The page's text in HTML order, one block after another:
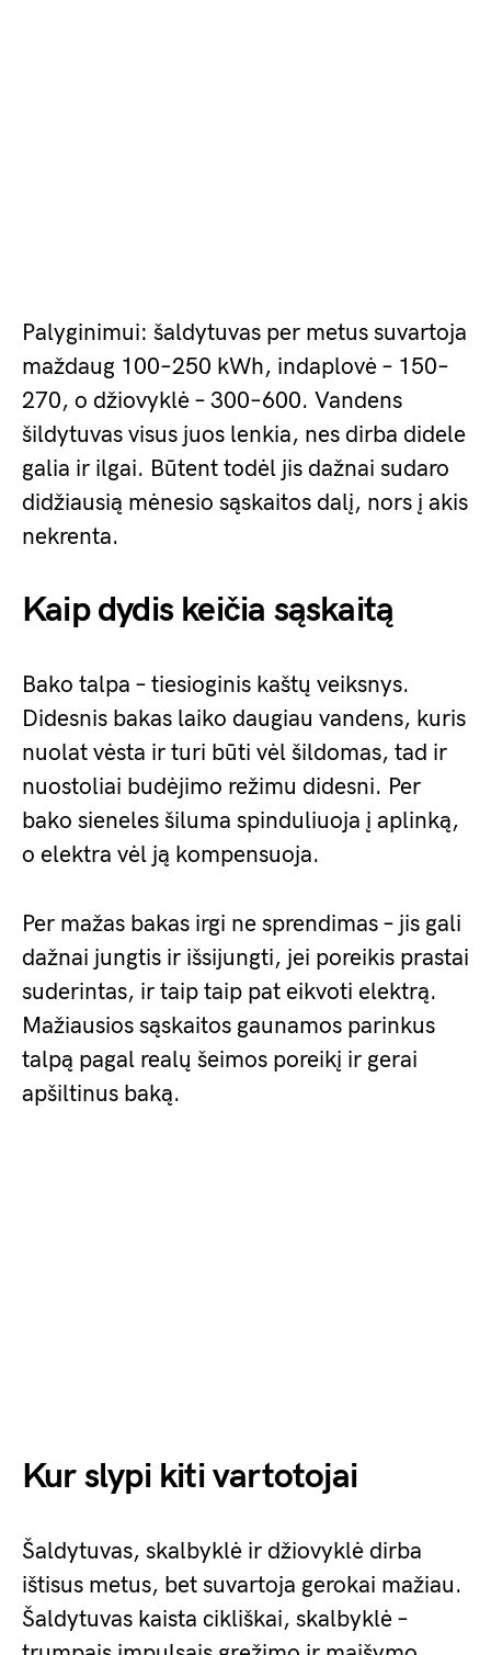
Palyginimui: šaldytuvas per metus suvartoja
maždaug 100–250 kWh, indaplovė – 150–
270, o džiovyklė – 300–600. Vandens
šildytuvas visus juos lenkia, nes dirba didele
galia ir ilgai. Būtent todėl jis dažnai sudaro
didžiausią mėnesio sąskaitos dalį, nors į akis
nekrenta.
Kaip dydis keičia sąskaitą
Bako talpa – tiesioginis kaštų veiksnys.
Didesnis bakas laiko daugiau vandens, kuris
nuolat vėsta ir turi būti vėl šildomas, tad ir
nuostoliai budėjimo režimu didesni. Per
bako sieneles šiluma spinduliuoja į aplinką,
o elektra vėl ją kompensuoja.
Per mažas bakas irgi ne sprendimas – jis gali
dažnai jungtis ir išsijungti, jei poreikis prastai
suderintas, ir taip taip pat eikvoti elektrą.
Mažiausios sąskaitos gaunamos parinkus
talpą pagal realų šeimos poreikį ir gerai
apšiltinus baką.
Kur slypi kiti vartotojai
Šaldytuvas, skalbyklė ir džiovyklė dirba
ištisus metus, bet suvartoja gerokai mažiau.
Šaldytuvas kaista cikliškai, skalbyklė –